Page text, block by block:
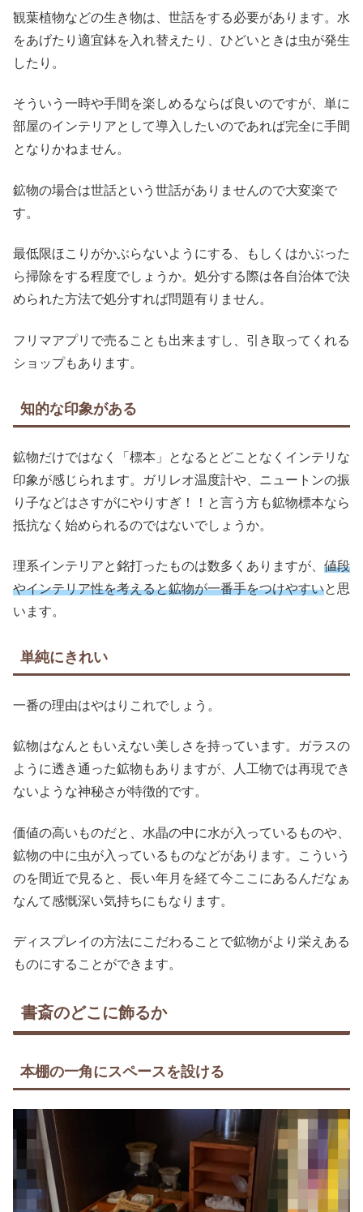
観葉植物などの生き物は、世話をする必要があります。水
をあげたり適宜鉢を入れ替えたり、ひどいときは虫が発生
したり。
そういう一時や手間を楽しめるならば良いのですが、単に
部屋のインテリアとして導入したいのであれば完全に手間
となりかねません。
鉱物の場合は世話という世話がありませんので大変楽で
す。
最低限ほこりがかぶらないようにする、もしくはかぶった
ら掃除をする程度でしょうか。処分する際は各自治体で決
められた方法で処分すれば問題有りません。
フリマアプリで売ることも出来ますし、引き取ってくれる
ショップもあります。
知的な印象がある
鉱物だけではなく「標本」となるとどことなくインテリな
印象が感じられます。ガリレオ温度計や、ニュートンの振
り子などはさすがにやりすぎ！！と言う方も鉱物標本なら
抵抗なく始められるのではないでしょうか。
理系インテリアと銘打ったものは数多くありますが、 値段
やインテリア性を考えると鉱物が一番手をつけやすいと思
います。
単純にきれい
一番の理由はやはりこれでしょう。
鉱物はなんともいえない美しさを持っています。ガラスの
ように透き通った鉱物もありますが、人工物では再現でき
ないような神秘さが特徴的です。
価値の高いものだと、水晶の中に水が入っているものや、
鉱物の中に虫が入っているものなどがあります。こういう
のを間近で見ると、長い年月を経て今ここにあるんだなぁ
なんて感慨深い気持ちにもなります。
ディスプレイの方法にこだわることで鉱物がより栄えある
ものにすることができます。
書斎のどこに飾るか
本棚の一角にスペースを設ける